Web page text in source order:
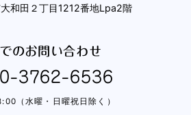
和田２丁目1212番地Lpa2階
のお問い合わせ
3762-6536
（水曜・日曜祝日除く）